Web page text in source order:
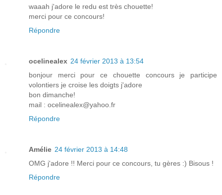
waaah j'adore le redu est très chouette!
merci pour ce concours!
Répondre
ocelinealex 24 février 2013 à 13:54
bonjour merci pour ce chouette concours je participe
volontiers je croise les doigts j'adore
bon dimanche!
mail : ocelinealex@yahoo.fr
Répondre
Amélie 24 février 2013 à 14:48
OMG j'adore !! Merci pour ce concours, tu gères :) Bisous !
Répondre